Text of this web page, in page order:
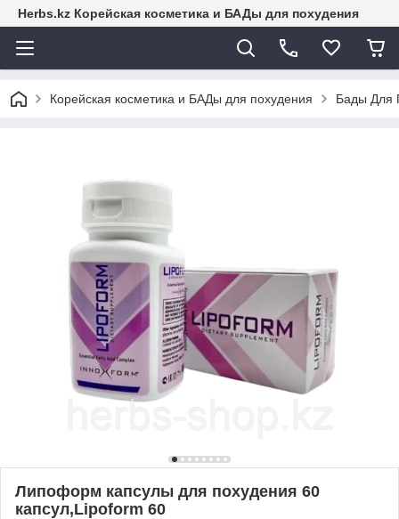
Herbs.kz Корейская косметика и БАДы для похудения
Корейская косметика и БАДы для похудения Бады Для
Липоформ капсулы для похудения 60
капсул,Lipoform 60